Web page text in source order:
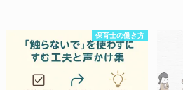
保育士の働き方